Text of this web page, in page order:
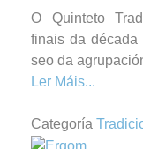
O Quinteto
finais da
seo da
Ler Máis...
Categoría